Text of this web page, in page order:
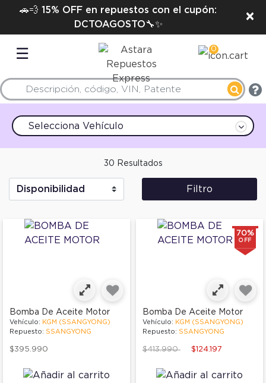
🚗💨 15% OFF en repuestos con el cupón:
DCTOAGOSTO🔧✨
×
☰ 0
Selecciona Vehículo
30 Resultados
Filtro
Bomba De Aceite Motor
Vehículo: KGM (SSANGYONG)
Repuesto: SSANGYONG
$395.990
70%
OFF
Bomba De Aceite Motor
Vehículo: KGM (SSANGYONG)
Repuesto: SSANGYONG
Price reduced from
$413.990to $124.197